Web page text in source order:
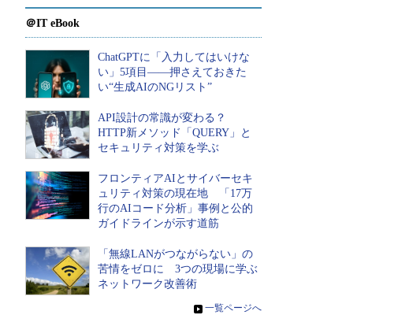
＠IT eBook
ChatGPTに「入力してはいけな
い」5項目――押さえておきた
い“生成AIのNGリスト”
API設計の常識が変わる？
HTTP新メソッド「QUERY」と
セキュリティ対策を学ぶ
フロンティアAIとサイバーセキ
ュリティ対策の現在地 「17万
行のAIコード分析」事例と公的
ガイドラインが示す道筋
「無線LANがつながらない」の
苦情をゼロに 3つの現場に学ぶ
ネットワーク改善術
» 一覧ページへ